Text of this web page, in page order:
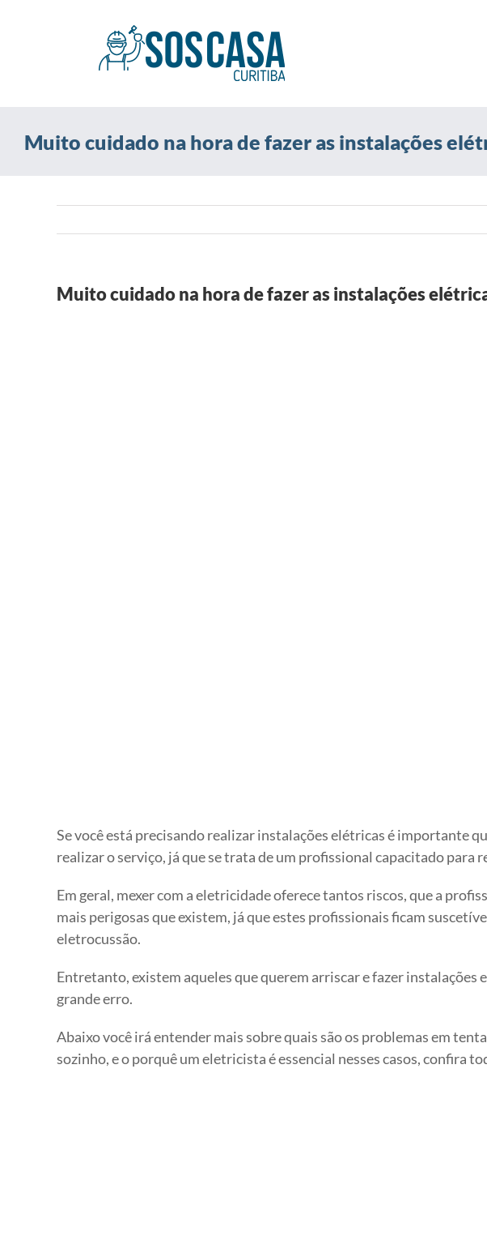
Muito cuidado na hora de fazer as instalações
Muito cuidado na hora de fazer as instalações
Se você está precisando realizar instalações elétricas é importante
realizar o serviço, já que se trata de um profissional capacitado para
Em geral, mexer com a eletricidade oferece tantos riscos, que a
mais perigosas que existem, já que estes profissionais ficam
eletrocussão.
Entretanto, existem aqueles que querem arriscar e fazer instalações
grande erro.
Abaixo você irá entender mais sobre quais são os problemas em
sozinho, e o porquê um eletricista é essencial nesses casos, confira